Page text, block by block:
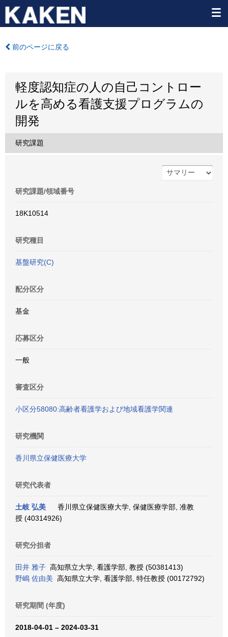
前のページに戻る
軽度認知症の人の自己コントロー
ルを高める看護支援プログラムの
開発
研究課題
研究課題/領域番号
18K10514
研究種目
基盤研究(C)
配分区分
基金
応募区分
一般
審査区分
小区分58080:高齢者看護学および地域看護学関連
研究機関
香川県立保健医療大学
研究代表者
土岐 弘美
香川県立保健医療大学, 保健医療学部, 准教
授 (40314926)
研究分担者
田井 雅子 高知県立大学, 看護学部, 教授 (50381413)
野嶋 佐由美 高知県立大学, 看護学部, 特任教授 (00172792)
研究期間 (年度)
2018-04-01 – 2024-03-31